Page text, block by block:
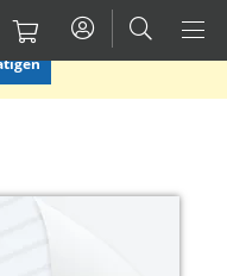
auswählen.